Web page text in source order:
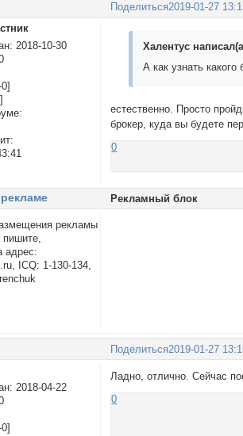
Поделиться2019-01-27
: 2018-10-30
Халентус
А как узнать
естественно. Просто
брокер, куда вы будете
0
Рекламный блок
рекламы
пишите,
адрес:
ICQ: 1-130-134,
Поделиться2019-01-27
: 2018-04-22
Ладно, отлично. Сейчас
0